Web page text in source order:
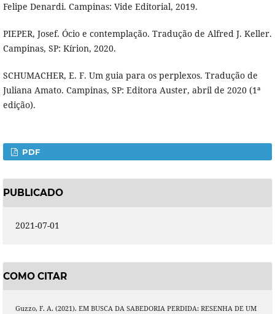
Felipe Denardi. Campinas: Vide Editorial, 2019.
PIEPER, Josef. Ócio e contemplação. Tradução de Alfred J. Keller.
Campinas, SP: Kírion, 2020.
SCHUMACHER, E. F. Um guia para os perplexos. Tradução de
Juliana Amato. Campinas, SP: Editora Auster, abril de 2020 (1ª
edição).
PDF
PUBLICADO
2021-07-01
COMO CITAR
Guzzo, F. A. (2021). EM BUSCA DA SABEDORIA PERDIDA: RESENHA DE UM